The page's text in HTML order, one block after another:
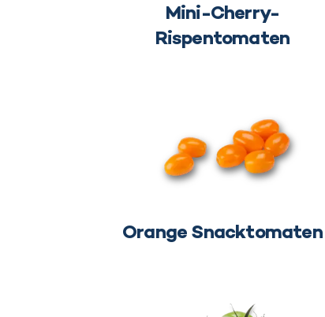
Mini-Cherry-
Rispentomaten
Orange Snacktomaten